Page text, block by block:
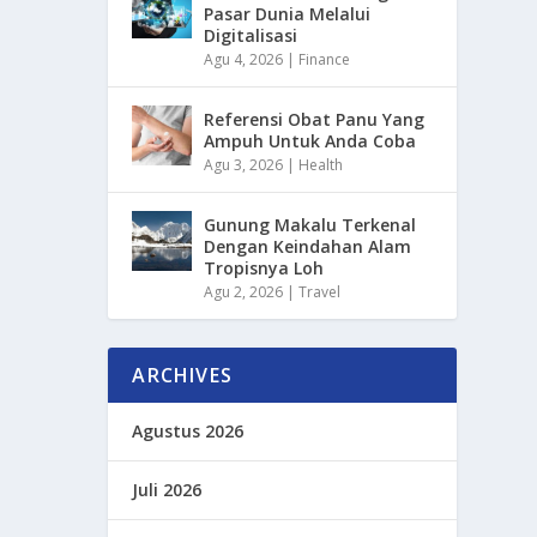
Pasar Dunia Melalui
Digitalisasi
Agu 4, 2026 | Finance
Referensi Obat Panu Yang
Ampuh Untuk Anda Coba
Agu 3, 2026 | Health
Gunung Makalu Terkenal
Dengan Keindahan Alam
Tropisnya Loh
Agu 2, 2026 |Travel
ARCHIVES
Agustus 2026
Juli 2026